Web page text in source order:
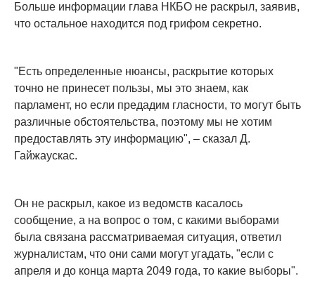
Больше информации глава НКБО не раскрыл, заявив,
что остальное находится под грифом секретно.
"Есть определенные нюансы, раскрытие которых
точно не принесет пользы, мы это знаем, как
парламент, но если предадим гласности, то могут быть
различные обстоятельства, поэтому мы не хотим
предоставлять эту информацию", – сказал Д.
Гайжаускас.
Он не раскрыл, какое из ведомств касалось
сообщение, а на вопрос о том, с какими выборами
была связана рассматриваемая ситуация, ответил
журналистам, что они сами могут угадать, "если с
апреля и до конца марта 2049 года, то какие выборы".